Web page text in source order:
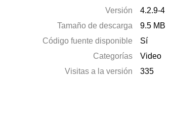
Versión
4.2.9-4
Tamaño de descarga
9.5 MB
Código fuente disponible
Sí
Categorías
Video
Visitas a la versión
335